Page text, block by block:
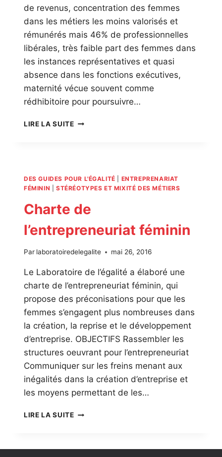
de revenus, concentration des femmes
dans les métiers les moins valorisés et
rémunérés mais 46% de professionnelles
libérales, très faible part des femmes dans
les instances représentatives et quasi
absence dans les fonctions exécutives,
maternité vécue souvent comme
rédhibitoire pour poursuivre…
LIRE LA SUITEUN
PROFESSIONS
DES GUIDES POUR L'ÉGALITÉ
ENTREPRENARIAT
FÉMININ
STÉRÉOTYPES ET MIXITÉ DES MÉTIERS
Charte de
l’entrepreneuriat féminin
Par laboratoiredelegalite mai 26, 2016
Le Laboratoire de l’égalité a élaboré une
charte de l’entrepreneuriat féminin, qui
propose des préconisations pour que les
femmes s’engagent plus nombreuses dans
la création, la reprise et le développement
d’entreprise. OBJECTIFS Rassembler les
structures oeuvrant pour l’entrepreneuriat
Communiquer sur les freins menant aux
inégalités dans la création d’entreprise et
les moyens permettant de les…
LIRE LA SUITECHARTE